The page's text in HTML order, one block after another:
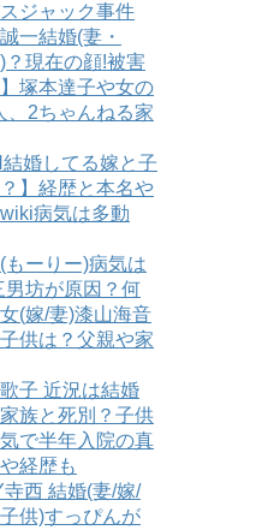
スジャック事件
一結婚(妻・
？現在の顔!被害
塚本達子や女の
、2ちゃんねる家
結婚してる嫁と子
】経歴と本名や
病気は多動
(もーりー)病気は
男坊が原因？何
(嫁/妻)漆山海音
供は？父親や家
歌子 近況は結婚
族と死別？子供
で半年入院の真
経歴も
寺西 結婚(妻/嫁/
供)すっぴんが